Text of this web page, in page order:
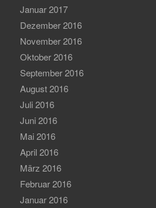
Januar 2017
Dezember 2016
November 2016
Oktober 2016
September 2016
August 2016
Juli 2016
Juni 2016
Mai 2016
April 2016
März 2016
Februar 2016
Januar 2016